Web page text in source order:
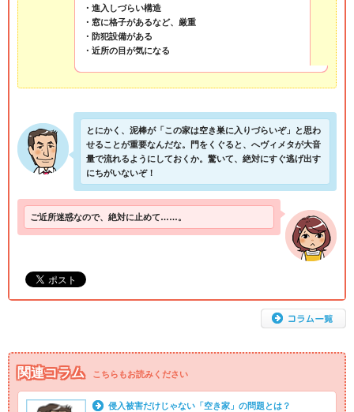
・進入しづらい構造
・窓に格子があるなど、厳重
・防犯設備がある
・近所の目が気になる
とにかく、泥棒が「この家は空き巣に入りづらいぞ」と思わ
せることが重要なんだな。門をくぐると、へヴィメタが大音
量で流れるようにしておくか。驚いて、絶対にすぐ逃げ出す
にちがいないぞ！
ご近所迷惑なので、絶対に止めて……。
関連コラム こちらもお読みください
侵入被害だけじゃない「空き家」の問題とは？